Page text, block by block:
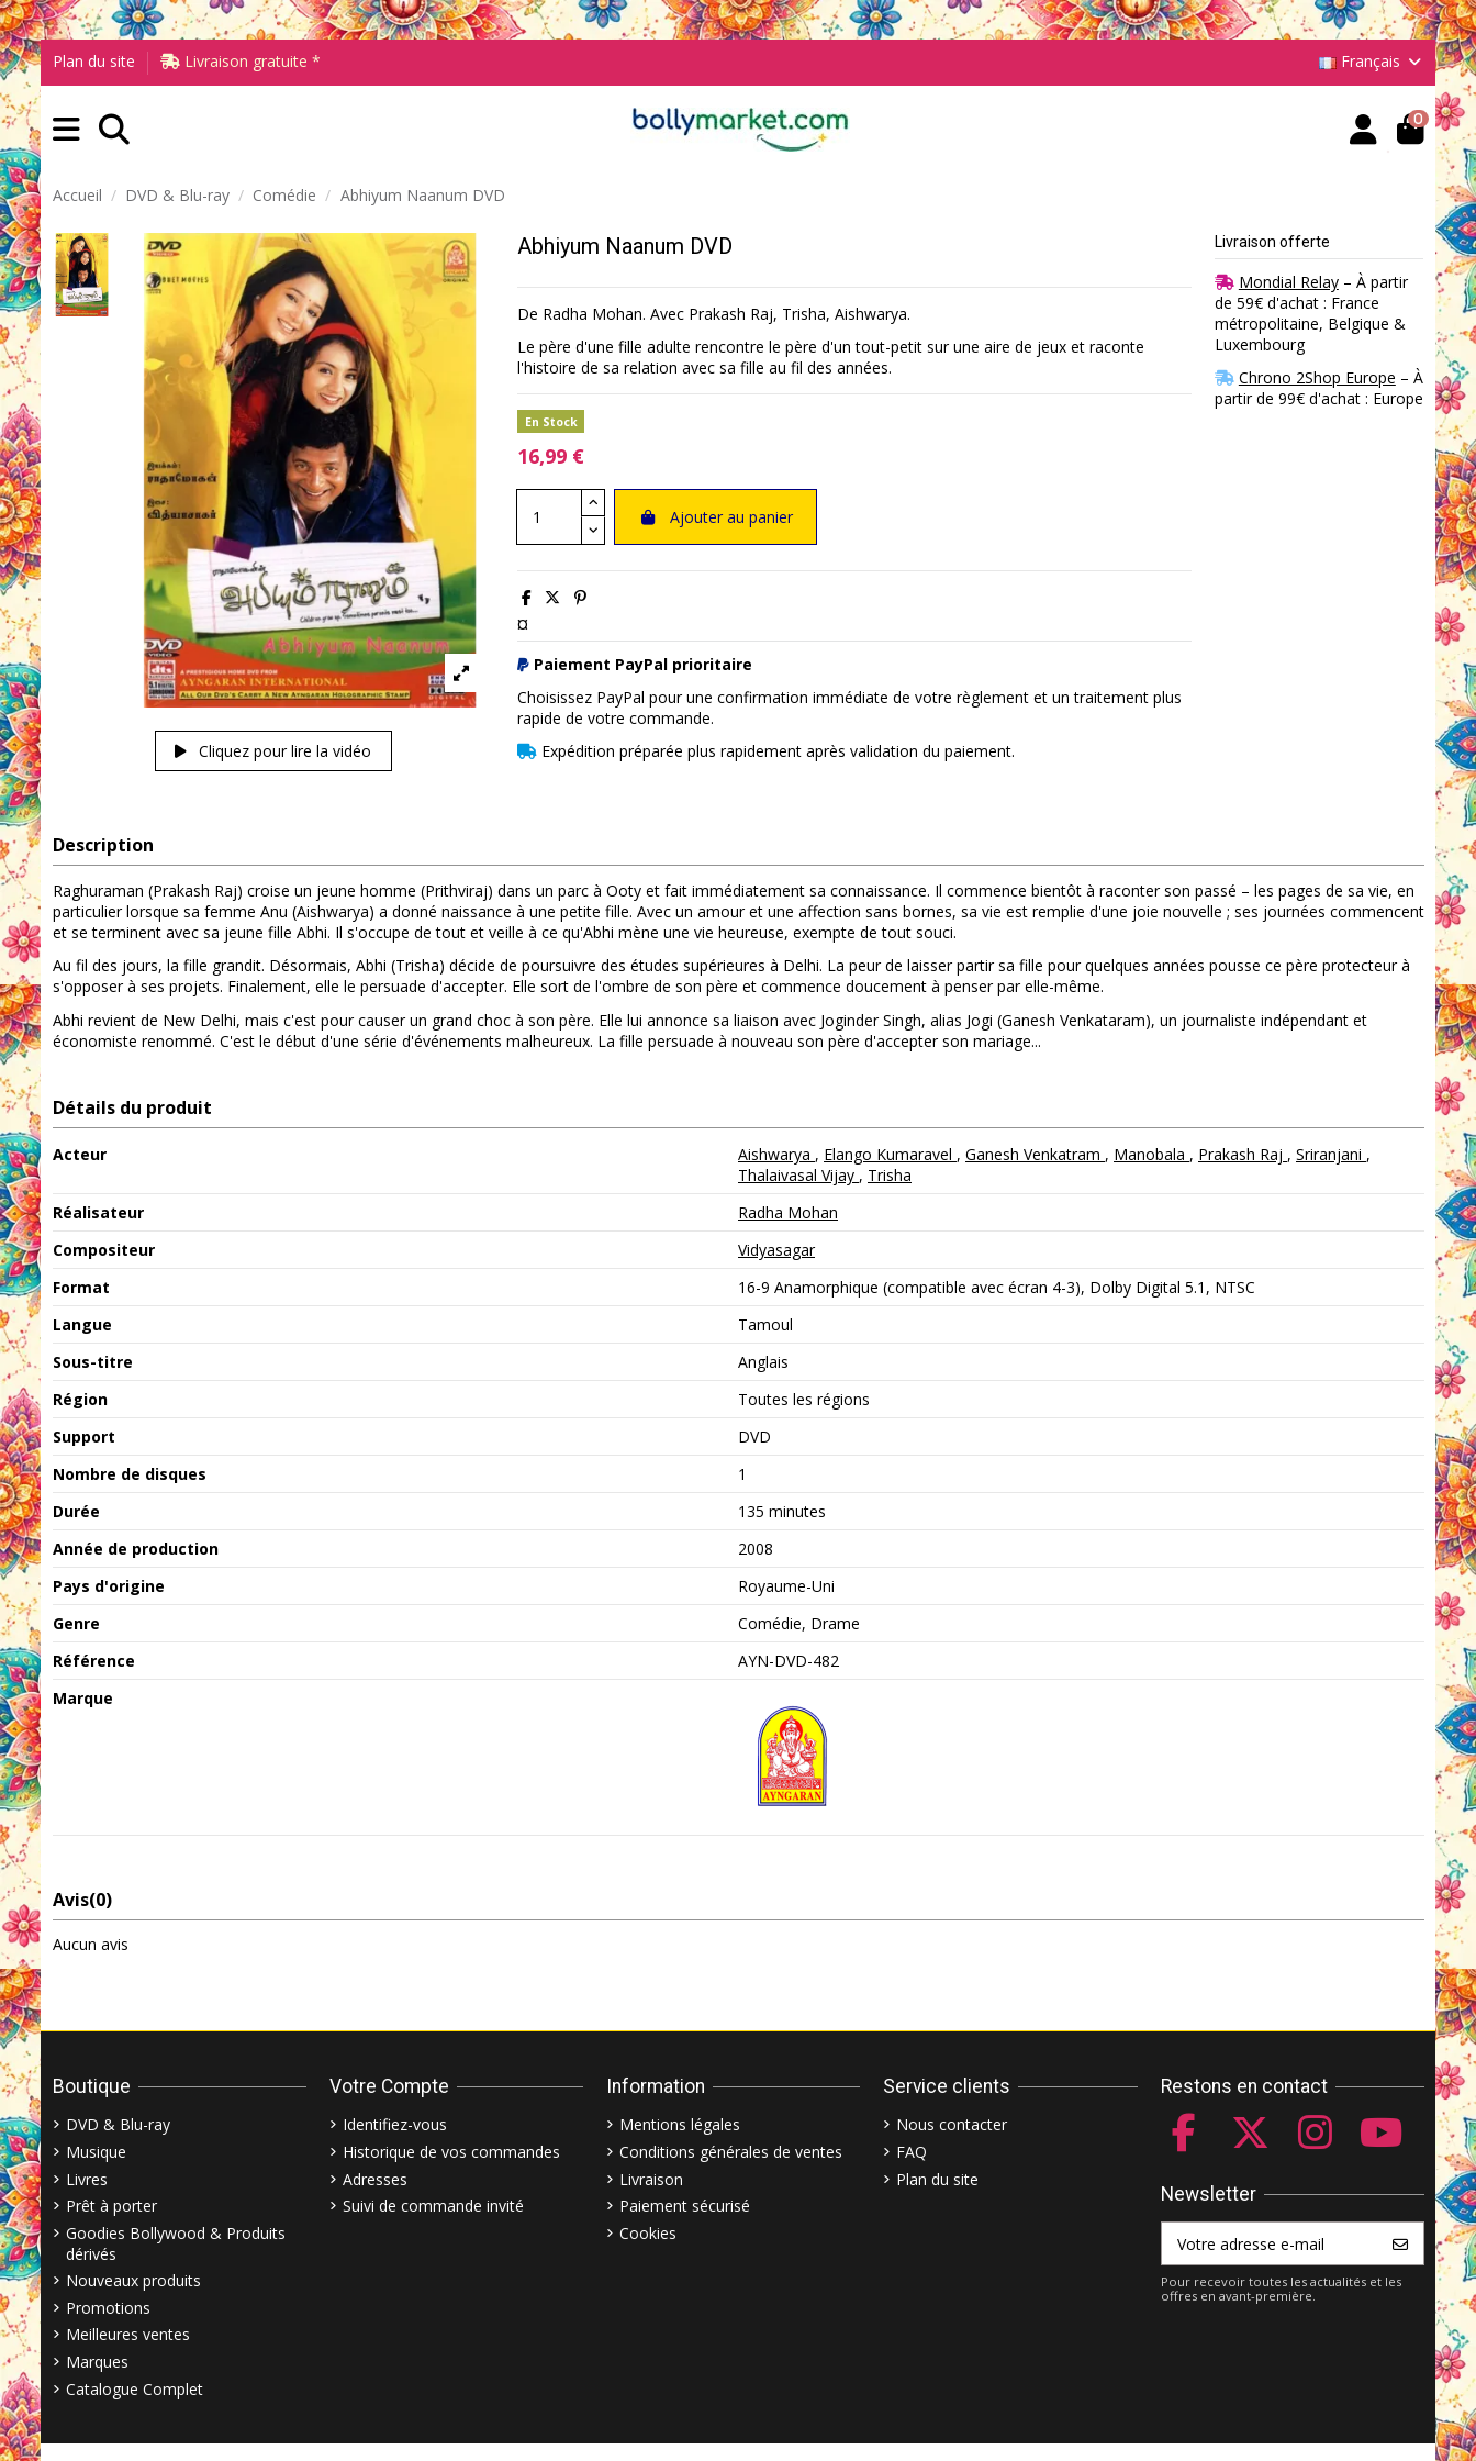
Plan du site Livraison gratuite * Français
0
Accueil DVD & Blu-ray Comédie Abhiyum Naanum DVD
Cliquez pour lire la vidéo
Abhiyum Naanum DVD
De Radha Mohan. Avec Prakash Raj, Trisha, Aishwarya.
Le père d'une fille adulte rencontre le père d'un tout-petit sur une aire de jeux et raconte
l'histoire de sa relation avec sa fille au fil des années.
En Stock
16,99 €
Ajouter au panier
¤
Paiement PayPal prioritaire
Choisissez PayPal pour une confirmation immédiate de votre règlement et un traitement plus
rapide de votre commande.
Expédition préparée plus rapidement après validation du paiement.
Livraison offerte
Mondial Relay– À partir
de 59€ d'achat : France
métropolitaine, Belgique &
Luxembourg
Chrono 2Shop Europe – À
partir de 99€ d'achat : Europe
Description
Raghuraman (Prakash Raj) croise un jeune homme (Prithviraj) dans un parc à Ooty et fait immédiatement sa connaissance. Il commence bientôt à raconter son passé – les pages de sa vie, en
particulier lorsque sa femme Anu (Aishwarya) a donné naissance à une petite fille. Avec un amour et une affection sans bornes, sa vie est remplie d'une joie nouvelle ; ses journées commencent
et se terminent avec sa jeune fille Abhi. Il s'occupe de tout et veille à ce qu'Abhi mène une vie heureuse, exempte de tout souci.
Au fil des jours, la fille grandit. Désormais, Abhi (Trisha) décide de poursuivre des études supérieures à Delhi. La peur de laisser partir sa fille pour quelques années pousse ce père protecteur à
s'opposer à ses projets. Finalement, elle le persuade d'accepter. Elle sort de l'ombre de son père et commence doucement à penser par elle-même.
Abhi revient de New Delhi, mais c'est pour causer un grand choc à son père. Elle lui annonce sa liaison avec Joginder Singh, alias Jogi (Ganesh Venkataram), un journaliste indépendant et
économiste renommé. C'est le début d'une série d'événements malheureux. La fille persuade à nouveau son père d'accepter son mariage...
Détails du produit
Acteur Aishwarya , Elango Kumaravel , Ganesh Venkatram , Manobala , Prakash Raj , Sriranjani ,
Thalaivasal Vijay , Trisha
Réalisateur
Radha Mohan
Compositeur
Vidyasagar
Format
16-9 Anamorphique (compatible avec écran 4-3), Dolby Digital 5.1, NTSC
Langue
Tamoul
Sous-titre
Anglais
Région
Toutes les régions
Support
DVD
Nombre de disques
1
Durée
135 minutes
Année de production
2008
Pays d'origine
Royaume-Uni
Genre
Comédie, Drame
Référence
AYN-DVD-482
Marque
Avis(0)
Aucun avis
Boutique
DVD & Blu-ray
Musique
Livres
Prêt à porter
Goodies Bollywood & Produits
dérivés
Nouveaux produits
Promotions
Meilleures ventes
Marques
Catalogue Complet
Votre Compte
Identifiez-vous
Historique de vos commandes
Adresses
Suivi de commande invité
Information
Mentions légales
Conditions générales de ventes
Livraison
Paiement sécurisé
Cookies
Service clients
Nous contacter
FAQ
Plan du site
Restons en contact
Newsletter
Pour recevoir toutes les actualités et les
offres en avant-première.